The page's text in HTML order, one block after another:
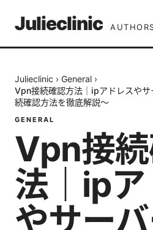
Julieclinic
Julieclinic › General ›
Vpn接続確認方法｜ipアドレスや
続確認方法を徹底解説〜
GENERAL
Vpn接
法｜ip
やサー